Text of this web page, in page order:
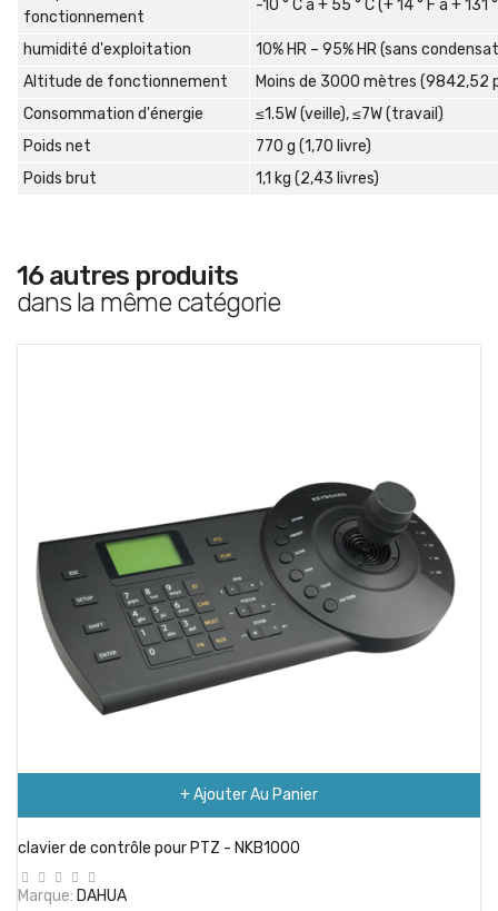
fonctionnement
-10 ° C à + 55 ° C (+ 14 ° F à + 131
humidité d'exploitation
10% HR – 95% HR (sans
Altitude de fonctionnement
Moins de 3000 mètres (9842,52
Consommation d'énergie
≤1.5W (veille), ≤7W (travail)
Poids net
770 g (1,70 livre)
Poids brut
1,1 kg (2,43 livres)
16 autres produits
dans la même catégorie
+ Ajouter Au Panier
clavier de contrôle pour PTZ - NKB1000
Marque: DAHUA